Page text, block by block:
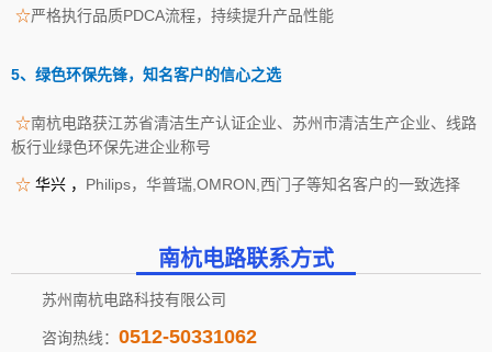
☆严格执行品质PDCA流程，持续提升产品性能
5、绿色环保先锋，知名客户的信心之选
☆南杭电路获江苏省清洁生产认证企业、苏州市清洁生产企业、线路
板行业绿色环保先进企业称号
☆ 华兴 ， Philips，华普瑞,OMRON,西门子等知名客户的一致选择
南杭电路联系方式
苏州南杭电路科技有限公司
咨询热线： 0512-50331062